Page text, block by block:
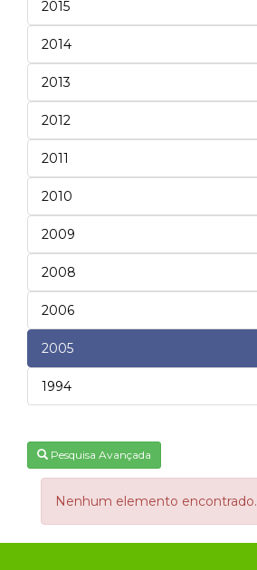
2015
2014
2013
2012
2011
2010
2009
2008
2006
2005
1994
Pesquisa Avançada
Nenhum elemento encontrado.